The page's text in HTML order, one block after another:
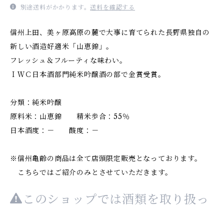
別途送料がかかります。送料を確認する
信州上田、美ヶ原高原の麓で大事に育てられた長野県独自の
新しい酒造好適米「山恵錦」。
フレッシュ＆フルーティな味わい。
ＩＷＣ日本酒部門純米吟醸酒の部で金賞受賞。
分類：純米吟醸
原料米：山恵錦 精米歩合：55％
日本酒度：－ 酸度：－
※信州亀齢の商品は全て店頭限定販売となっております。
こちらではご紹介のみとさせていただきます。
このショップでは酒類を取り扱っ